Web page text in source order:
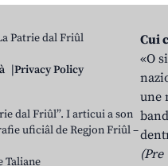
Patrie dal Friûl
Privacy Policy
dal Friûl”. I articui a son
uficiâl de Regjon Friûl –
Taliane
Cui
«O
une